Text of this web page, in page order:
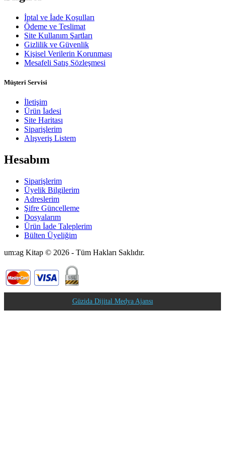
İptal ve İade Koşulları
Ödeme ve Teslimat
Site Kullanım Şartları
Gizlilik ve Güvenlik
Kişisel Verilerin Korunması
Mesafeli Satış Sözleşmesi
Müşteri Servisi
İletişim
Ürün İadesi
Site Haritası
Siparişlerim
Alışveriş Listem
Hesabım
Siparişlerim
Üyelik Bilgilerim
Adreslerim
Şifre Güncelleme
Dosyalarım
Ürün İade Taleplerim
Bülten Üyeliğim
um:ag Kitap © 2026 - Tüm Hakları Saklıdır.
Güzida Dijital Medya Ajansı